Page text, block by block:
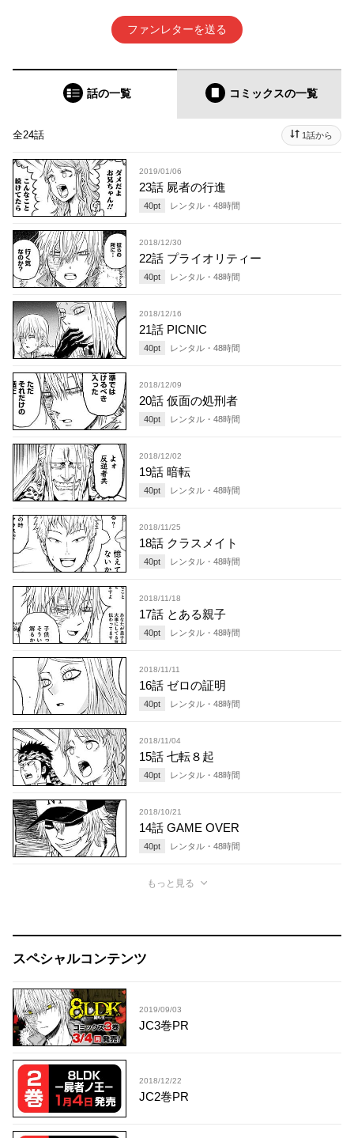
ファンレターを送る
話の一覧 コミックスの一覧
全24話 1話から
2019/01/06
23話 屍者の行進
40pt レンタル・ 48時間
2018/12/30
22話 プライオリティー
40pt レンタル・ 48時間
2018/12/16
21話 PICNIC
40pt レンタル・ 48時間
2018/12/09
20話 仮面の処刑者
40pt レンタル・ 48時間
2018/12/02
19話 暗転
40pt レンタル・ 48時間
2018/11/25
18話 クラスメイト
40pt レンタル・ 48時間
2018/11/18
17話 とある親子
40pt レンタル・ 48時間
2018/11/11
16話 ゼロの証明
40pt レンタル・ 48時間
2018/11/04
15話 七転８起
40pt レンタル・ 48時間
2018/10/21
14話 GAME OVER
40pt レンタル・ 48時間
もっと見る
スペシャルコンテンツ
2019/09/03
JC3巻PR
2018/12/22
JC2巻PR